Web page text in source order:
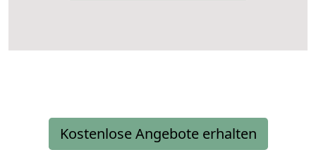
Kostenlose Angebote erhalten